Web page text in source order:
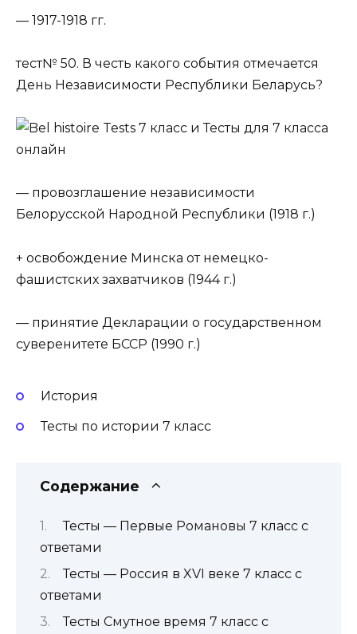
— 1917-1918 гг.
тест№ 50. В честь какого события отмечается
День Независимости Республики Беларусь?
— провозглашение независимости
Белорусской Народной Республики (1918 г.)
+ освобождение Минска от немецко-
фашистских захватчиков (1944 г.)
— принятие Декларации о государственном
суверенитете БССР (1990 г.)
История
Тесты по истории 7 класс
Содержание
Тесты — Первые Романовы 7 класс с
ответами
Тесты — Россия в XVI веке 7 класс с
ответами
Тесты Смутное время 7 класс с